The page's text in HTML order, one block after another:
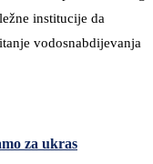
institucije da
vodosnabdijevanja
za ukras